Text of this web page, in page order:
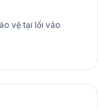
vệ tại lối vào